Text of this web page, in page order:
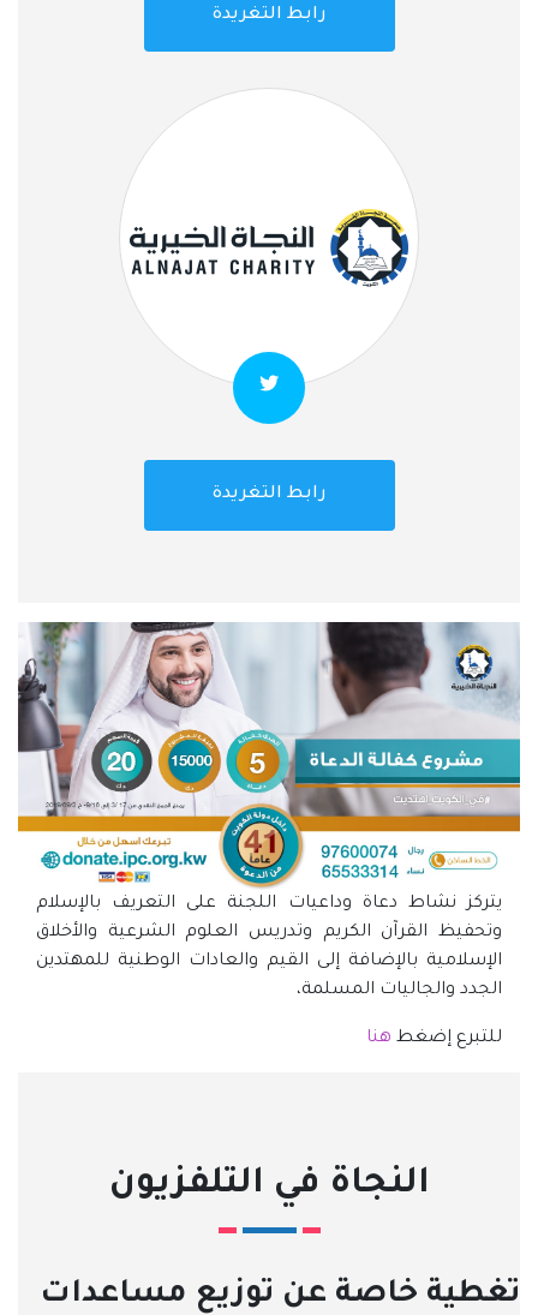
رابط التغريدة
رابط التغريدة
يتركز نشاط دعاة وداعيات اللجنة على التعريف بالإسلام
وتحفيظ القرآن الكريم وتدريس العلوم الشرعية والأخلاق
الإسلامية بالإضافة إلى القيم والعادات الوطنية للمهتدين
الجدد والجاليات المسلمة،
للتبرع إضغط هنا
النجاة في التلفزيون
تغطية خاصة عن توزيع مساعدات